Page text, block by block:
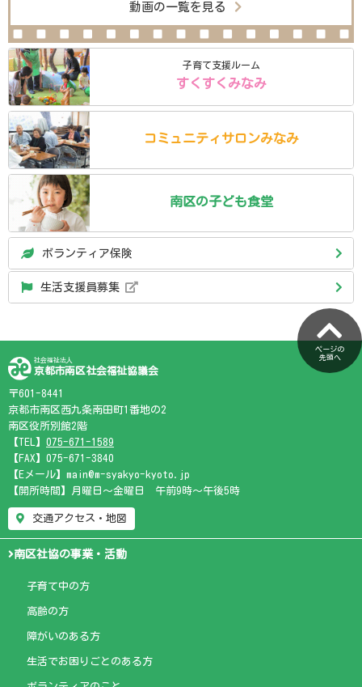
動画の一覧を見る
子育て支援ルーム
すくすくみなみ
コミュニティ サロンみなみ
南区の子ども食堂
ボランティア保険
生活支援員募集
ページの
先頭へ
社会福祉法人
京都市南区社会福祉協議会
〒601-8441
京都市南区西九条南田町1番地の2
南区役所別館2階
【TEL】 075-671-1589
【FAX】075-671-3840
【Eメール】main@m-syakyo-kyoto.jp
【開所時間】月曜日～金曜日 午前9時～午後5時
交通アクセス・地図
南区社協の事業・活動
子育て中の方
高齢の方
障がいのある方
生活でお困りごとのある方